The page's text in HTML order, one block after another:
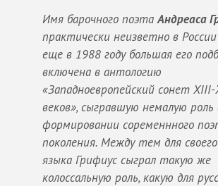
Имя барочного поэтаАндреаса
практически неизветно в
еще в 1988 году большая его
включена в антологию
«Западноевропейский сонет XIII-
веков», сыгравшую немалую роль
формировании соременнного
поколения. Между тем для
языка Грифиус сыграл такую же
колоссальную роль, какую для